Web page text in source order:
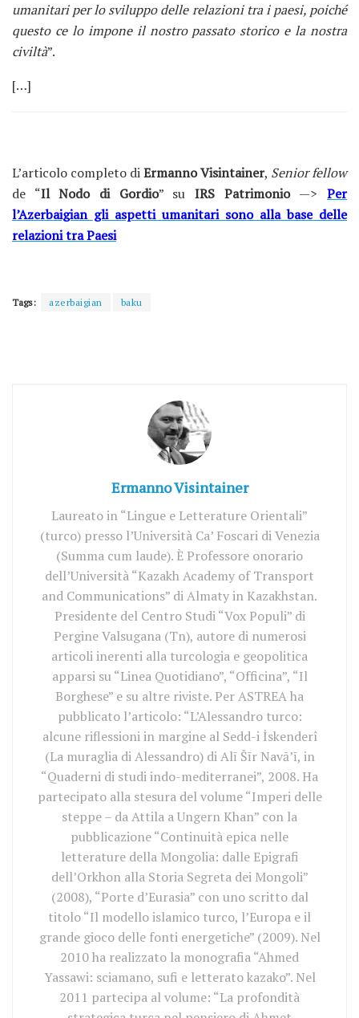
umanitari per lo sviluppo delle relazioni tra i paesi, poiché
questo ce lo impone il nostro passato storico e la nostra
civiltà”.
[…]
L’articolo completo diErmanno Visintainer, Senior fellow
de “Il Nodo di Gordio” suIRS Patrimonio —>Per
l’Azerbaigian gli aspetti umanitari sono alla base delle
relazioni tra Paesi
Tags: azerbaigian baku
Ermanno Visintainer
Laureato in “Lingue e Letterature Orientali”
(turco) presso l’Università Ca’ Foscari di Venezia
(Summa cum laude). È Professore onorario
dell’Università “Kazakh Academy of Transport
and Communications” di Almaty in Kazakhstan.
Presidente del Centro Studi “Vox Populi” di
Pergine Valsugana (Tn), autore di numerosi
articoli inerenti alla turcologia e geopolitica
apparsi su “Linea Quotidiano”, “Officina”, “Il
Borghese” e su altre riviste. Per ASTREA ha
pubblicato l’articolo: “L’Alessandro turco:
alcune riflessioni in margine al Sedd-i İskenderî
(La muraglia di Alessandro) di Alī Šīr Navā’ī, in
“Quaderni di studi indo-mediterranei”, 2008. Ha
partecipato alla stesura del volume “Imperi delle
steppe – da Attila a Ungern Khan” con la
pubblicazione “Continuità epica nelle
letterature della Mongolia: dalle Epigrafi
dell’Orkhon alla Storia Segreta dei Mongoli”
(2008), “Porte d’Eurasia” con uno scritto dal
titolo “Il modello islamico turco, l’Europa e il
grande gioco delle fonti energetiche” (2009). Nel
2010 ha realizzato la monografia “Ahmed
Yassawi: sciamano, sufi e letterato kazako”. Nel
2011 partecipa al volume: “La profondità